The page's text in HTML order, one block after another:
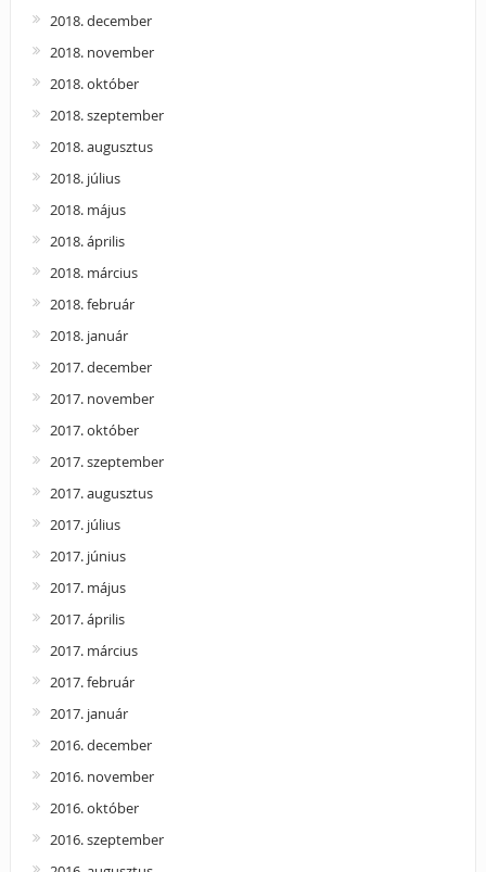
2018. december
2018. november
2018. október
2018. szeptember
2018. augusztus
2018. július
2018. május
2018. április
2018. március
2018. február
2018. január
2017. december
2017. november
2017. október
2017. szeptember
2017. augusztus
2017. július
2017. június
2017. május
2017. április
2017. március
2017. február
2017. január
2016. december
2016. november
2016. október
2016. szeptember